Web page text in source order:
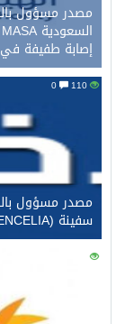
مصدر مسؤول
إصابة طفيفة في
مصدر مسؤول
سفينة (ENCELIA) وتم اتخاذ الإجراءات اللازمة لتأمينها
97